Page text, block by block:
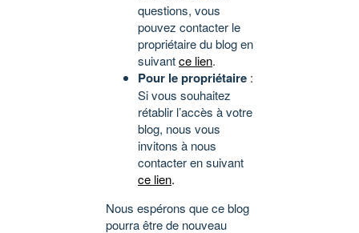
questions, vous
pouvez contacter le
propriétaire du blog en
suivantce lien.
Pour le propriétaire :
Si vous souhaitez
rétablir l’accès à votre
blog, nous vous
invitons à nous
contacter en suivant
ce lien.
Nous espérons que ce blog
pourra être de nouveau